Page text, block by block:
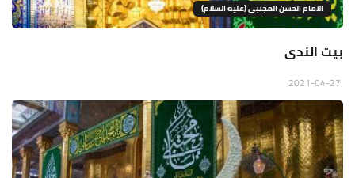
الامام الحسن المجتبى (عليه السلام)
بيت الندى